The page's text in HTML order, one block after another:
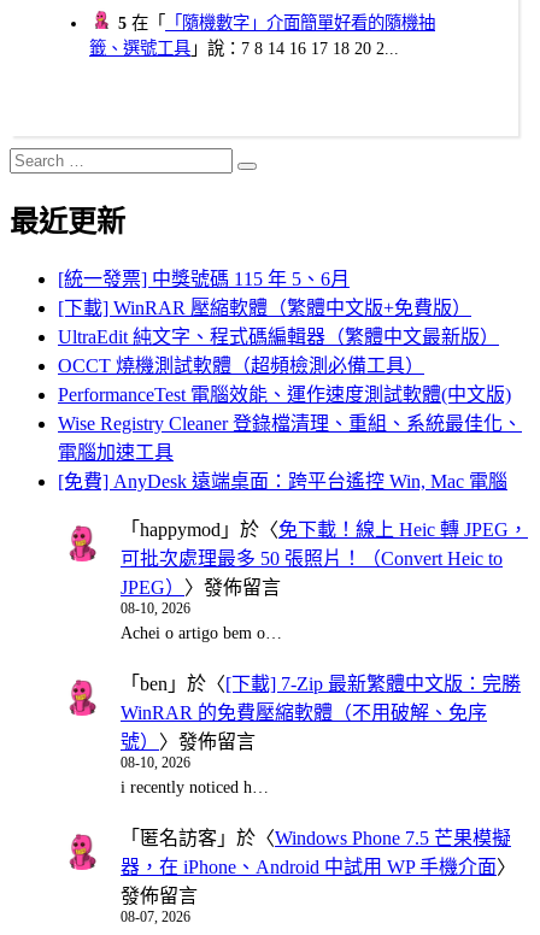
5 在「
「隨機數字」介面簡單好看的隨機抽
籤、選號工具 」說：7 8 14 16 17 18 20 2...
Search
for:
Search
最近更新
[統一發票] 中獎號碼 115 年 5、6月
[下載] WinRAR 壓縮軟體（繁體中文版+免費版）
UltraEdit 純文字、程式碼編輯器（繁體中文最新版）
OCCT 燒機測試軟體（超頻檢測必備工具）
PerformanceTest 電腦效能、運作速度測試軟體(中文版)
Wise Registry Cleaner 登錄檔清理、重組、系統最佳化、
電腦加速工具
[免費] AnyDesk 遠端桌面：跨平台遙控 Win, Mac 電腦
「 happymod 」於〈免下載！線上 Heic 轉 JPEG，
可批次處理最多 50 張照片！（Convert Heic to
JPEG） 〉發佈留言
08-10, 2026
Achei o artigo bem o…
「 ben 」於〈[下載] 7-Zip 最新繁體中文版：完勝
WinRAR 的免費壓縮軟體（不用破解、免序
號） 〉發佈留言
08-10, 2026
i recently noticed h…
「 匿名訪客 」於〈Windows Phone 7.5 芒果模擬
器，在 iPhone、Android 中試用 WP 手機介面〉
發佈留言
08-07, 2026